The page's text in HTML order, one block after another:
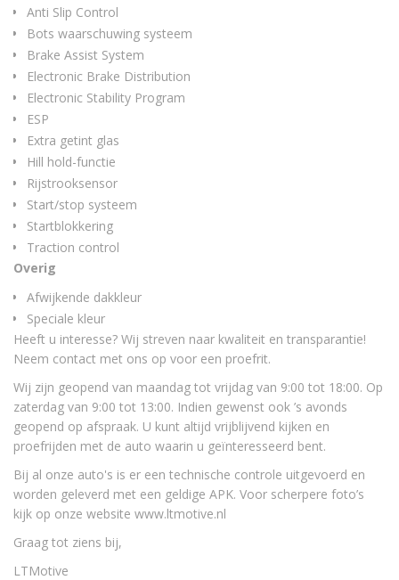
Anti Slip Control
Bots waarschuwing systeem
Brake Assist System
Electronic Brake Distribution
Electronic Stability Program
ESP
Extra getint glas
Hill hold-functie
Rijstrooksensor
Start/stop systeem
Startblokkering
Traction control
Overig
Afwijkende dakkleur
Speciale kleur
Heeft u interesse? Wij streven naar kwaliteit en transparantie!
Neem contact met ons op voor een proefrit.
Wij zijn geopend van maandag tot vrijdag van 9:00 tot 18:00. Op
zaterdag van 9:00 tot 13:00. Indien gewenst ook ’s avonds
geopend op afspraak. U kunt altijd vrijblijvend kijken en
proefrijden met de auto waarin u geïnteresseerd bent.
Bij al onze auto's is er een technische controle uitgevoerd en
worden geleverd met een geldige APK. Voor scherpere foto’s
kijk op onze website www.ltmotive.nl
Graag tot ziens bij,
LTMotive